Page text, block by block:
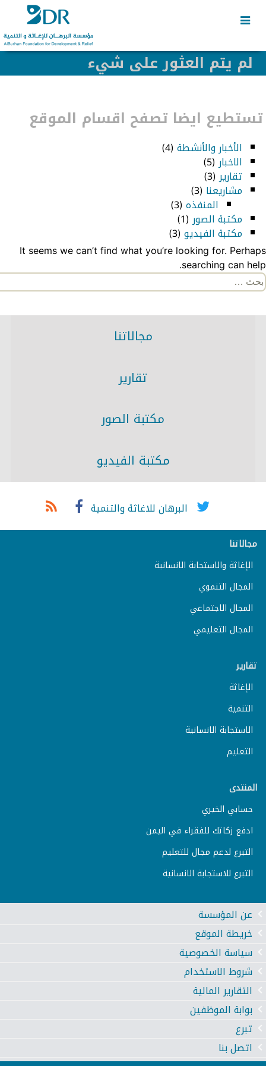
content
لم يتم العثور على شيء
تستطيع ايضا تصفح اقسام الموقع
الأخبار والأنشطة (4)
الاخبار(5)
تقارير(3)
مشاريعنا (3)
المنفذه (3)
مكتبة الصور(1)
مكتبة الفيديو (3)
It seems we can’t find what you’re looking for. Perhaps
searching can help.
البحث
عن:
مجالاتنا
تقارير
مكتبة الصور
مكتبة الفيديو
البرهان للاغاثة والتنمية
مجالاتنا
الإغاثة والاستجابة الانسانية
المجال التنموي
المجال الاجتماعي
المجال التعليمي
تقارير
الإغاثة
التنمية
الاستجابة الانسانية
التعليم
المنتدى
حسابي الخيري
ادفع زكاتك للفقراء في اليمن
التبرع لدعم مجال للتعليم
التبرع للاستجابة الانسانية
عن المؤسسة
خريطة الموقع
سياسة الخصوصية
شروط الاستخدام
التقارير المالية
بوابة الموظفين
تبرع
اتصل بنا